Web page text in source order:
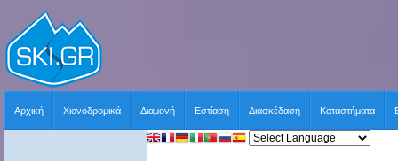
Αρχική Χιονοδρομικά Διαμονή Εστίαση Διασκέδαση Καταστήματα